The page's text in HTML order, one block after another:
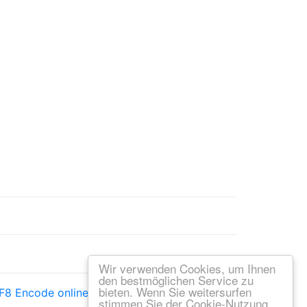
Wir verwenden Cookies, um Ihnen
den bestmöglichen Service zu
bieten. Wenn Sie weitersurfen
stimmen Sie der Cookie-Nutzung
Encode online —UTF8 Decode online